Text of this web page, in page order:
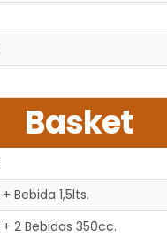
Basket
Bebida 1,5lts.
2 Bebidas 350cc.